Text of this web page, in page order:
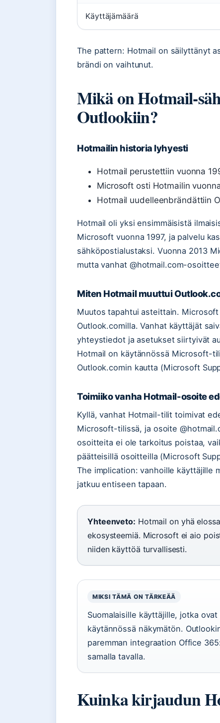
Käyttäjämäärä
The pattern: Hotmail on säilyttänyt
brändi on vaihtunut.
Mikä on Hotmail-
Outlookiin?
Hotmailin historia lyhyesti
Hotmail perustettiin vuonna
Microsoft osti Hotmailin
Hotmail uudelleenbrändättiin
Hotmail oli yksi ensimmäisistä
Microsoft vuonna 1997, ja palvelu
sähköpostialustaksi. Vuonna 2013
mutta vanhat @hotmail.com-
Miten Hotmail muuttui
Muutos tapahtui asteittain.
Outlook.comilla. Vanhat käyttäjät
yhteystiedot ja asetukset siirtyivät
Hotmail on käytännössä Microsoft-
Outlook.comin kautta (Microsoft
Toimiiko vanha Hotmail-osoite
Kyllä, vanhat Hotmail-tilit toimivat
Microsoft-tilissä, ja osoite
osoitteita ei ole tarkoitus poistaa,
päätteisillä osoitteilla (Microsoft
The implication: vanhoille käyttäjille
jatkuu entiseen tapaan.
Yhteenveto: Hotmail on yhä
ekosysteemiä. Microsoft ei aio
niiden käyttöä turvallisesti.
MIKSI TÄMÄ ON TÄRKEÄÄ
Suomalaisille käyttäjille, jotka
käytännössä näkymätön.
paremman integraation Office
samalla tavalla.
Kuinka kirjaudun